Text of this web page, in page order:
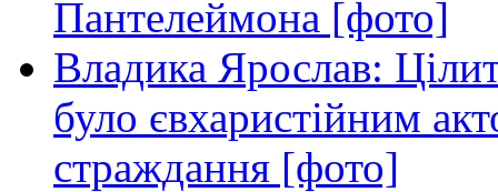
Пантелеймона [фото]
Владика Ярослав:
було євхаристійним
страждання [фото]